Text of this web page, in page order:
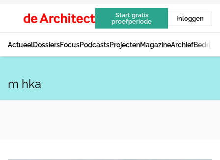
Start gratis
proefperiode
Inloggen
ActueelDossiersFocusPodcastsProjectenMagazineArchief
m hka